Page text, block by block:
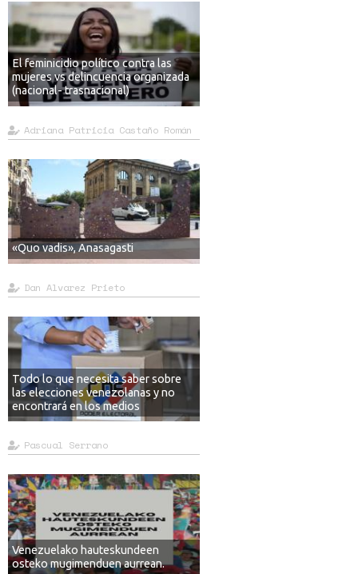
El feminicidio político contra las
mujeres vs delincuencia organizada
(nacional- trasnacional)
Adriana Patricia Castaño Román
«Quo vadis», Anasagasti
Dan Alvarez Prieto
Todo lo que necesita saber sobre
las elecciones venezolanas y no
encontrará en los medios
Pascual Serrano
Venezuelako hauteskundeen
osteko mugimenduen aurrean.